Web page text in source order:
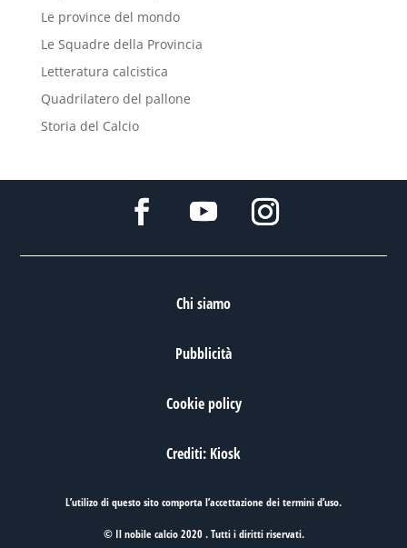
Le province del mondo
Le Squadre della Provincia
Letteratura calcistica
Quadrilatero del pallone
Storia del Calcio
Chi siamo
Pubblicità
Cookie policy
Crediti: Kiosk
L’utilizo di questo sito comporta l’accettazione deitermini d’uso.
© Il nobile calcio 2020 . Tutti i diritti riservati.